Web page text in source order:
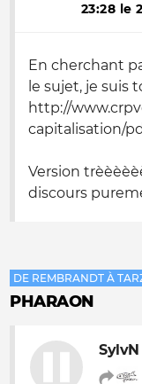
23:28 le
En cherchant
le sujet, je suis
http://
capitalisation/
Version
discours
DE REMBRANDT À
PHARAON
SylvN